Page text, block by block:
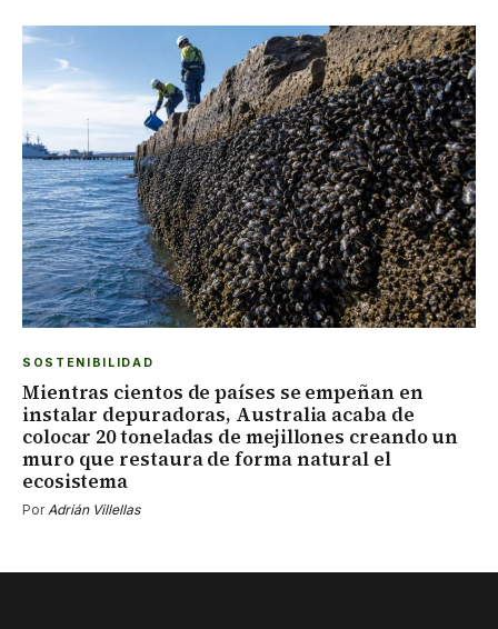
SOSTENIBILIDAD
Mientras cientos de países se empeñan en
instalar depuradoras, Australia acaba de
colocar 20 toneladas de mejillones creando un
muro que restaura de forma natural el
ecosistema
PorAdrián Villellas